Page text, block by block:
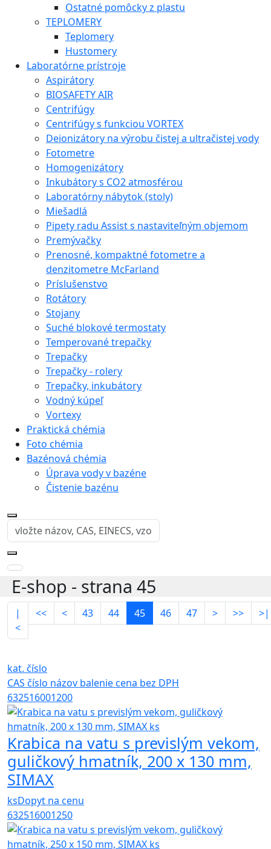
Ostatné pomôcky z plastu
TEPLOMERY
Teplomery
Hustomery
Laboratórne prístroje
Aspirátory
BIOSAFETY AIR
Centrifúgy
Centrifúgy s funkciou VORTEX
Deionizátory na výrobu čistej a ultračistej vody
Fotometre
Homogenizátory
Inkubátory s CO2 atmosférou
Laboratórny nábytok (stoly)
Miešadlá
Pipety radu Assist s nastaviteľným objemom
Premývačky
Prenosné, kompaktné fotometre a
denzitometre McFarland
Príslušenstvo
Rotátory
Stojany
Suché blokové termostaty
Temperované trepačky
Trepačky
Trepačky - rolery
Trepačky, inkubátory
Vodný kúpeľ
Vortexy
Praktická chémia
Foto chémia
Bazénová chémia
Úprava vody v bazéne
Čistenie bazénu
E-shop - strana 45
|
<
<< < 43 44 45 46 47 > >> >|
kat. číslo
CAS číslo názov baleniecena bez DPH
632516001200
Krabica na vatu s previslým vekom,
guličkový hmatník, 200 x 130 mm,
SIMAX
ksDopyt na cenu
632516001250